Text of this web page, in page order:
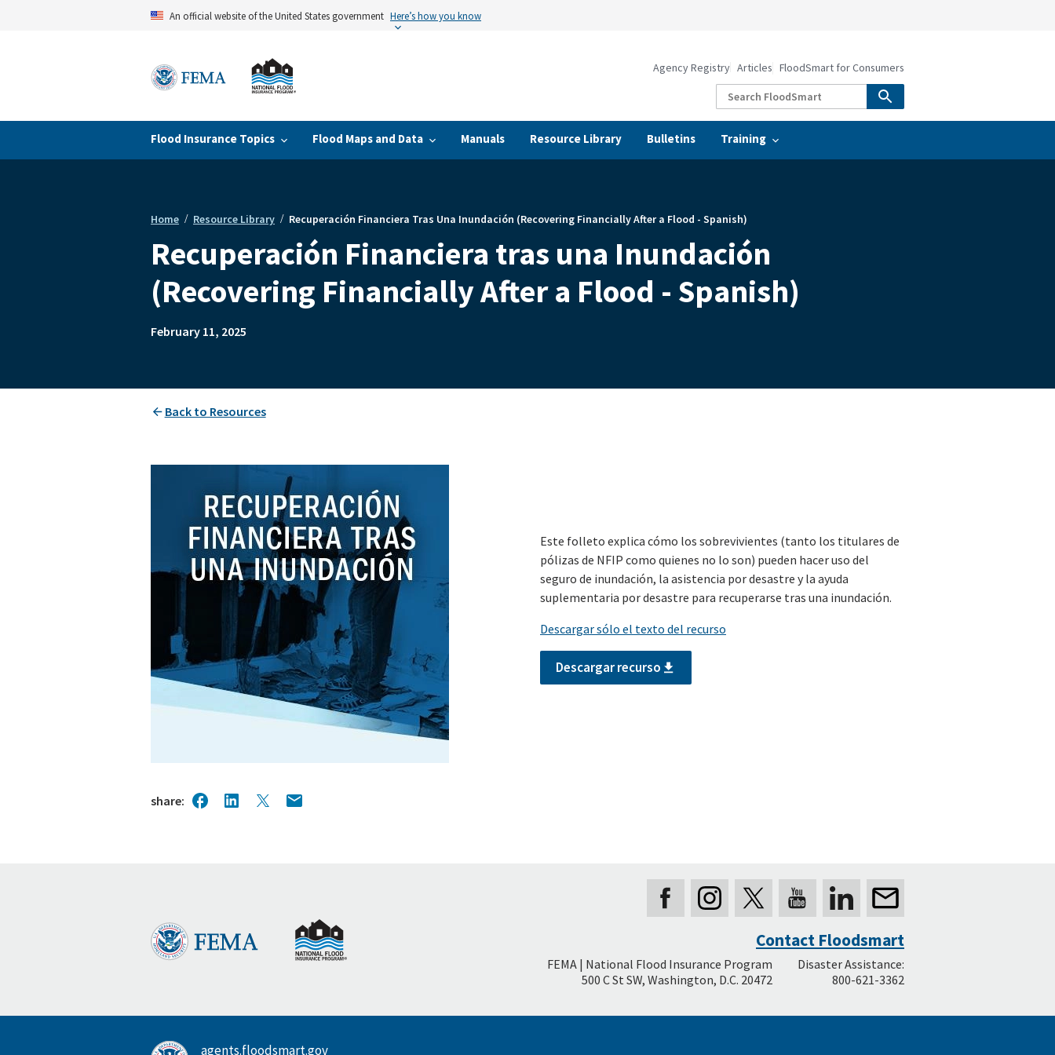
An official website of the United States government Here’s how you know
Flood Insurance Topics Flood Maps and Data Manuals Resource Library Bulletins Training
Agency Registry Articles FloodSmart for Consumers
Breadcrumb
Home Resource Library Recuperación Financiera Tras Una Inundación (Recovering Financially After a Flood - Spanish)
Recuperación Financiera tras una Inundación
(Recovering Financially After a Flood - Spanish)
February 11, 2025
Back to Resources
Este folleto explica cómo los sobrevivientes (tanto los titulares de
pólizas de NFIP como quienes no lo son) pueden hacer uso del
seguro de inundación, la asistencia por desastre y la ayuda
suplementaria por desastre para recuperarse tras una inundación.
Descargar sólo el texto del recurso
Descargar recurso
share
Footer
Contact Floodsmart
FEMA | National Flood Insurance Program
500 C St SW, Washington, D.C. 20472
Disaster Assistance:
800-621-3362
agents.floodsmart.gov